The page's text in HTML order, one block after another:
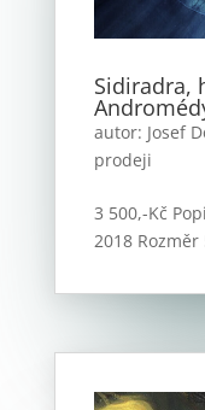
Sidiradra,
autor: Josef
prodeji
3 500,-Kč
2018